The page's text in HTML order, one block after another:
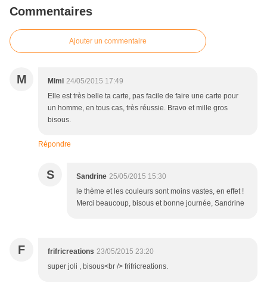
Commentaires
Ajouter un commentaire
M Mimi 24/05/2015 17:49
Elle est très belle ta carte, pas facile de faire une carte pour
un homme, en tous cas, très réussie. Bravo et mille gros
bisous.
Répondre
S Sandrine 25/05/2015 15:30
le thème et les couleurs sont moins vastes, en effet !
Merci beaucoup, bisous et bonne journée, Sandrine
F frifricreations 23/05/2015 23:20
super joli , bisous<br /> frifricreations.